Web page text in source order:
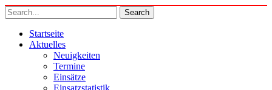
Startseite
Aktuelles
Neuigkeiten
Termine
Einsätze
Einsatzstatistik